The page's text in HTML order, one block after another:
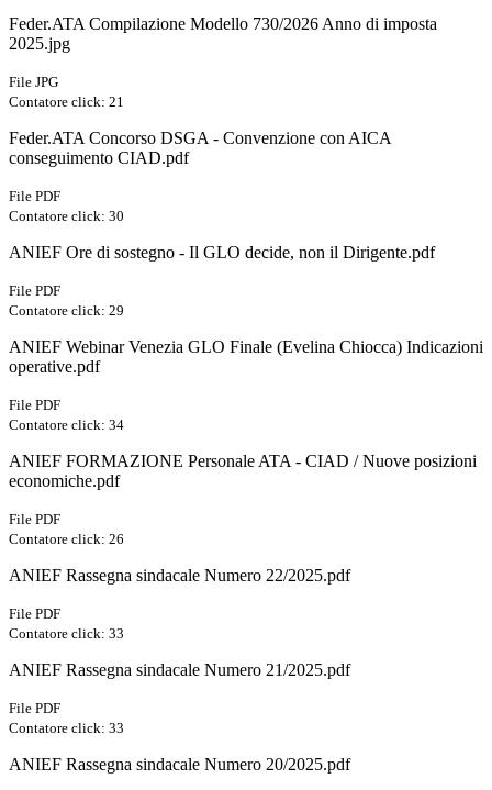
Feder.ATA Compilazione Modello 730/2026 Anno di imposta
2025.jpg
File JPG
Contatore click: 21
Feder.ATA Concorso DSGA - Convenzione con AICA
conseguimento CIAD.pdf
File PDF
Contatore click: 30
ANIEF Ore di sostegno - Il GLO decide, non il Dirigente.pdf
File PDF
Contatore click: 29
ANIEF Webinar Venezia GLO Finale (Evelina Chiocca) Indicazioni
operative.pdf
File PDF
Contatore click: 34
ANIEF FORMAZIONE Personale ATA - CIAD / Nuove posizioni
economiche.pdf
File PDF
Contatore click: 26
ANIEF Rassegna sindacale Numero 22/2025.pdf
File PDF
Contatore click: 33
ANIEF Rassegna sindacale Numero 21/2025.pdf
File PDF
Contatore click: 33
ANIEF Rassegna sindacale Numero 20/2025.pdf